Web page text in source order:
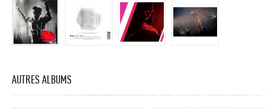
AUTRES ALBUMS